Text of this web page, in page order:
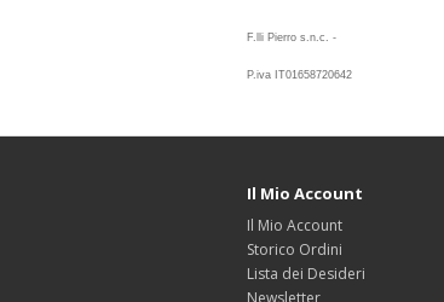
F.lli Pierro s.n.c. -
P.iva IT01658720642
Il Mio Account
Il Mio Account
Storico Ordini
Lista dei Desideri
Newsletter